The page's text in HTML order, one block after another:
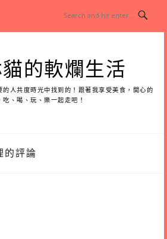
的軟爛生活
的人共度時光中找到的！跟著我享受美食，開心的
吃、喝、玩、樂一起走吧！
的評論